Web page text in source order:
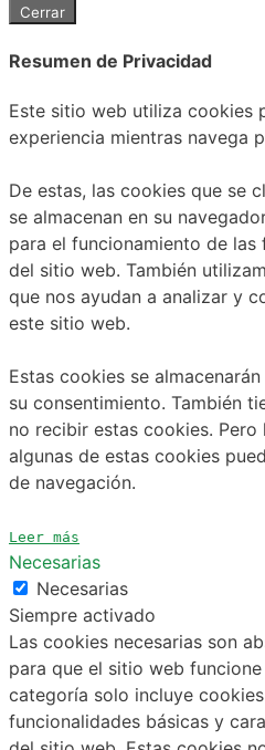
Cerrar
Resumen de Privacidad
Este sitio web utiliza cookies
experiencia mientras navega
De estas, las cookies que se
se almacenan en su
para el funcionamiento de las
del sitio web. También
que nos ayudan a analizar y
este sitio web.
Estas cookies se
su consentimiento. También
no recibir estas cookies.
algunas de estas cookies
de navegación.
Leer más
Necesarias
Necesarias
Siempre activado
Las cookies necesarias son
para que el sitio web
categoría solo incluye
funcionalidades básicas y